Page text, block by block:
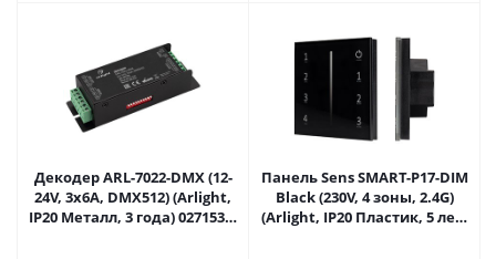
Декодер ARL-7022-DMX (12-
24V, 3x6A, DMX512) (Arlight,
IP20 Металл, 3 года) 027153 в
Панель Sens SMART-P17-DIM
Black (230V, 4 зоны, 2.4G)
(Arlight, IP20 Пластик, 5 лет)